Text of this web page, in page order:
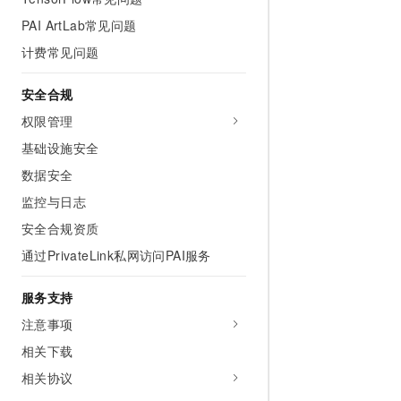
PAI ArtLab常见问题
计费常见问题
安全合规
权限管理
基础设施安全
数据安全
监控与日志
安全合规资质
通过PrivateLink私网访问PAI服务
服务支持
注意事项
相关下载
相关协议